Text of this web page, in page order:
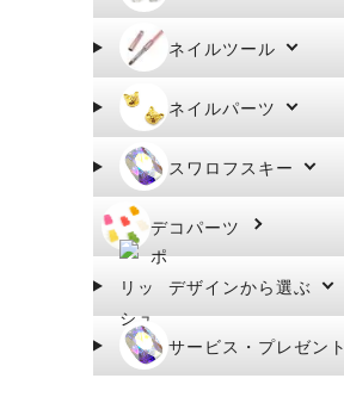
ネイルツール
ネイルパーツ
スワロフスキー
デコパーツ
デザインから選ぶ
サービス・プレゼント